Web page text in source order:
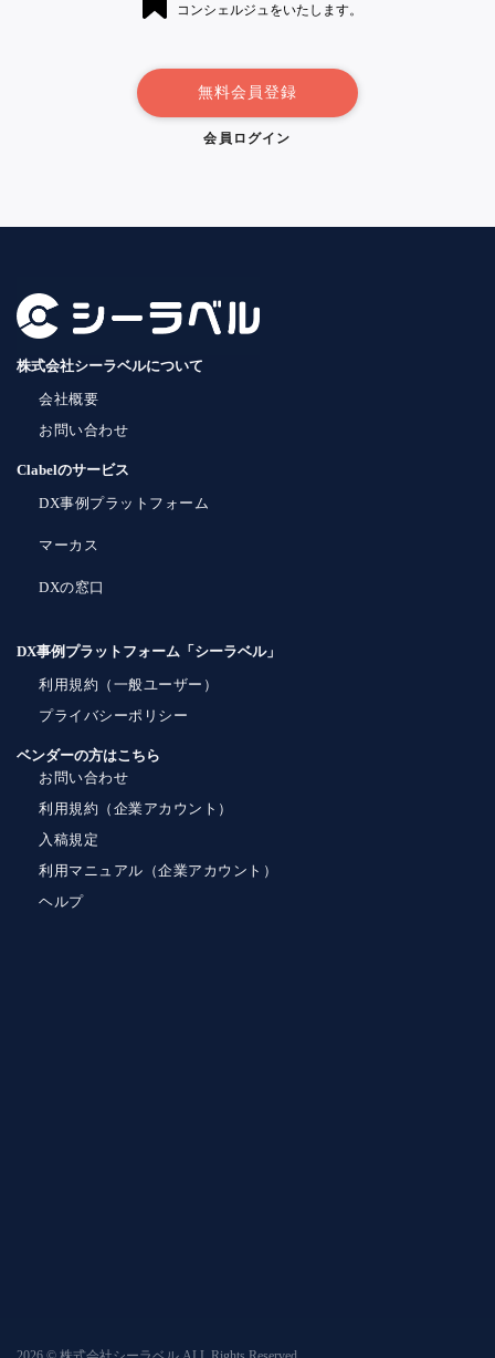
コンシェルジュをいたします。
無料会員登録
会員ログイン
株式会社シーラベルについて
会社概要
お問い合わせ
Clabelのサービス
DX事例プラットフォーム
マーカス
DXの窓口
DX事例プラットフォーム「シーラベル」
利用規約（一般ユーザー）
プライバシーポリシー
ベンダーの方はこちら
お問い合わせ
利用規約（企業アカウント）
入稿規定
利用マニュアル（企業アカウント）
ヘルプ